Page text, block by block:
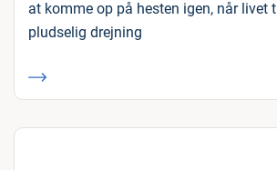
at komme op på hesten igen, når livet
pludselig drejning